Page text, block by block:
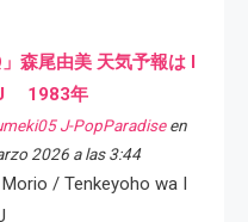
」森尾由美 天気予報は I
1983年
J-PopParadiseen
2026 a las 3:44
/ Tenkeyoho wa I